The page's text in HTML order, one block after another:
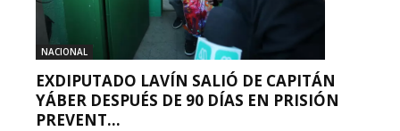
NACIONAL
EXDIPUTADO LAVÍN SALIÓ DE CAPITÁN
YÁBER DESPUÉS DE 90 DÍAS EN PRISIÓN
PREVENT...